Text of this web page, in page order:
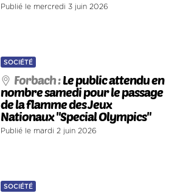
Publié le mercredi 3 juin 2026
SOCIÉTÉ
Forbach :Le public attendu en
nombre samedi pour le passage
de la flamme des Jeux
Nationaux "Special Olympics"
Publié le mardi 2 juin 2026
SOCIÉTÉ